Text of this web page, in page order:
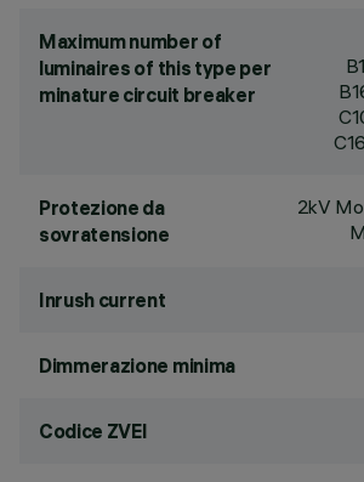
Maximum number of
luminaires of this type per
minature circuit breaker
Protezione da
sovratensione
2kV
Inrush current
Dimmerazione minima
Codice ZVEI